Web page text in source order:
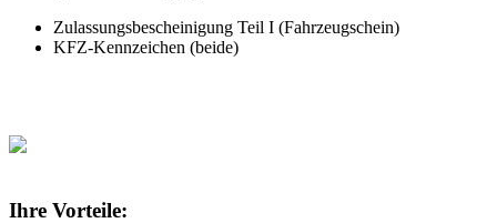
Zulassungsbescheinigung Teil I (Fahrzeugschein)
KFZ-Kennzeichen (beide)
Ihre Vorteile: